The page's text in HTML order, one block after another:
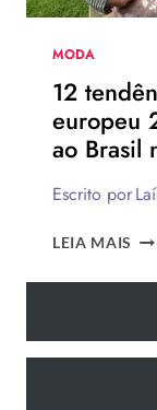
MODA
12
europeu
ao Brasil
Escrito por
LEIA MAIS
DE